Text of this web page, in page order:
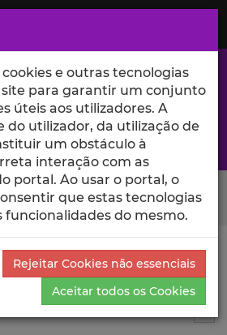
e ciência no Iscte
Descrição Detalhada da
e outras tecnologias
site para garantir um conjunto
úteis aos utilizadores. A
do utilizador, da utilização de
um obstáculo à
interação com as
portal. Ao usar o portal, o
que estas tecnologias
funcionalidades do mesmo.
Rejeitar Cookies não essenciais
Aceitar todos os Cookies